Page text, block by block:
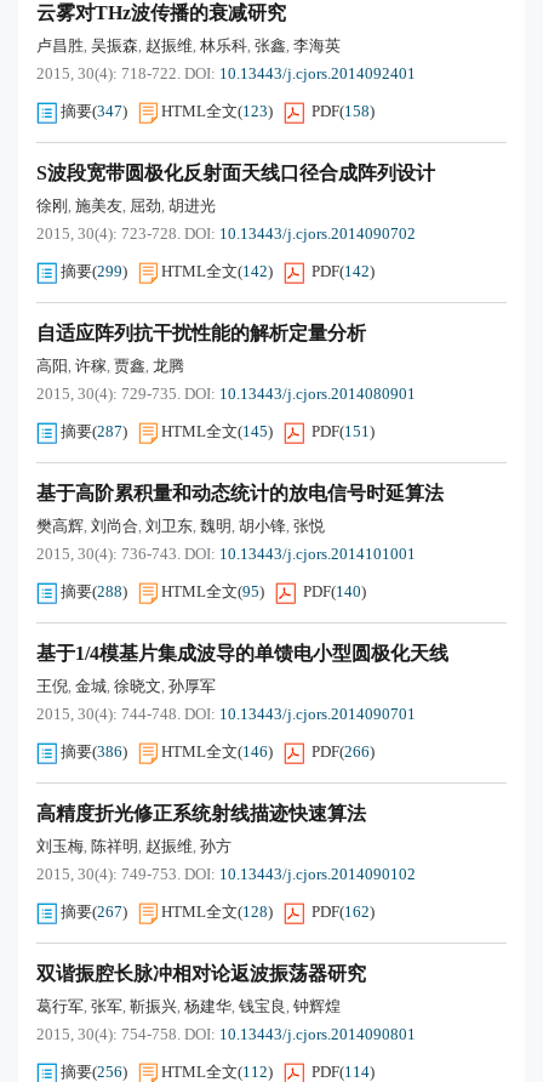
云雾对THz波传播的衰减研究
卢昌胜, 吴振森, 赵振维, 林乐科, 张鑫, 李海英
2015, 30(4): 718-722. DOI: 10.13443/j.cjors.2014092401
摘要(347) HTML全文(123) PDF(158)
S波段宽带圆极化反射面天线口径合成阵列设计
徐刚 , 施美友, 屈劲, 胡进光
2015, 30(4): 723-728. DOI: 10.13443/j.cjors.2014090702
摘要(299) HTML全文(142) PDF(142)
自适应阵列抗干扰性能的解析定量分析
高阳, 许稼, 贾鑫, 龙腾
2015, 30(4): 729-735. DOI: 10.13443/j.cjors.2014080901
摘要(287) HTML全文(145) PDF(151)
基于高阶累积量和动态统计的放电信号时延算法
樊高辉, 刘尚合, 刘卫东, 魏明, 胡小锋, 张悦
2015, 30(4): 736-743. DOI: 10.13443/j.cjors.2014101001
摘要(288) HTML全文(95) PDF(140)
基于1/4模基片集成波导的单馈电小型圆极化天线
王倪, 金城, 徐晓文, 孙厚军
2015, 30(4): 744-748. DOI: 10.13443/j.cjors.2014090701
摘要(386) HTML全文(146) PDF(266)
高精度折光修正系统射线描迹快速算法
刘玉梅, 陈祥明, 赵振维, 孙方
2015, 30(4): 749-753. DOI: 10.13443/j.cjors.2014090102
摘要(267) HTML全文(128) PDF(162)
双谐振腔长脉冲相对论返波振荡器研究
葛行军, 张军, 靳振兴, 杨建华, 钱宝良, 钟辉煌
2015, 30(4): 754-758. DOI: 10.13443/j.cjors.2014090801
摘要(256) HTML全文(112) PDF(114)